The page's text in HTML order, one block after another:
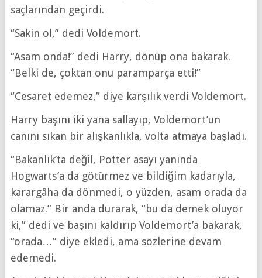
saçlarından geçirdi.
“Sakin ol,” dedi Voldemort.
“Asam onda!” dedi Harry, dönüp ona bakarak.
“Belki de, çoktan onu paramparça etti!”
“Cesaret edemez,” diye karşılık verdi Voldemort.
Harry başını iki yana sallayıp, Voldemort’un
canını sıkan bir alışkanlıkla, volta atmaya başladı.
“Bakanlık’ta değil, Potter asayı yanında
Hogwarts’a da götürmez ve bildiğim kadarıyla,
karargâha da dönmedi, o yüzden, asam orada da
olamaz.” Bir anda durarak, “bu da demek oluyor
ki,” dedi ve başını kaldırıp Voldemort’a bakarak,
“orada…” diye ekledi, ama sözlerine devam
edemedi.